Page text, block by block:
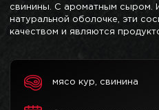
свинины. С ароматным сыром.
натуральной оболочке, эти
качеством и являются
мясо кур, свинина